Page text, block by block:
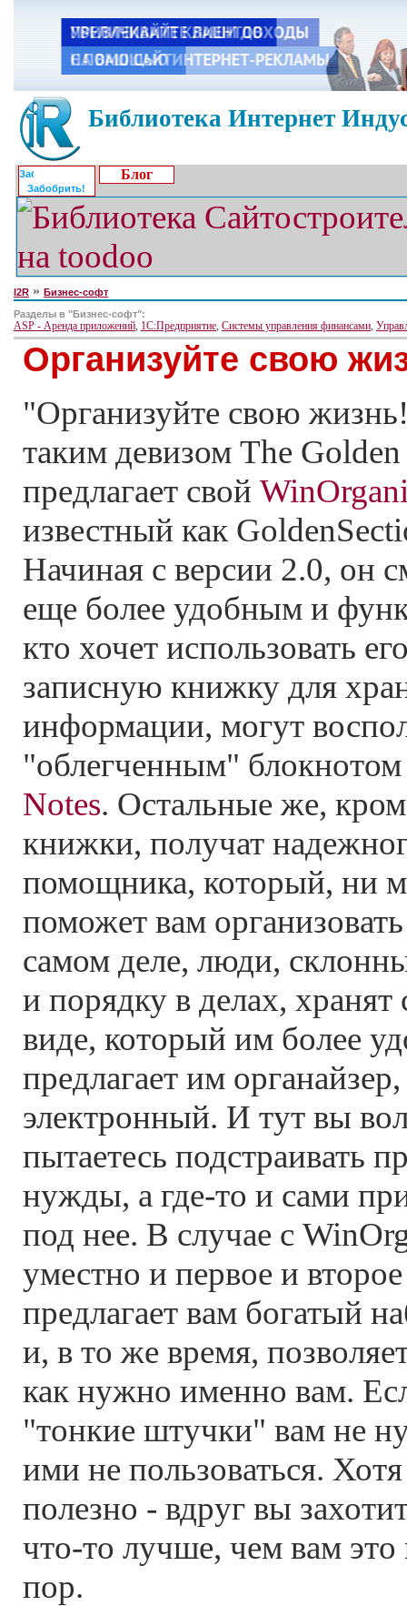
Библиотека Интернет
Забобрить!
Блог
I2R » Бизнес-софт
Разделы в "Бизнес-софт":
ASP - Аренда приложений, 1С:Предприятие, Системы управления финансами,
Организуйте свою
"Организуйте свою
таким девизом The
предлагает свой
известный как
Начиная с версии 2.0, он
еще более удобным и
кто хочет использовать
записную книжку для
информации, могут
"облегченным"
Notes. Остальные же,
книжки, получат
помощника, который, ни
поможет вам
самом деле, люди,
и порядку в делах, хранят
виде, который им более
предлагает им
электронный. И тут вы
пытаетесь подстраивать
нужды, а где-то и сами
под нее. В случае с
уместно и первое и
предлагает вам богатый
и, в то же время,
как нужно именно вам.
"тонкие штучки" вам не
ими не пользоваться.
полезно - вдруг вы
что-то лучше, чем вам это
пор.